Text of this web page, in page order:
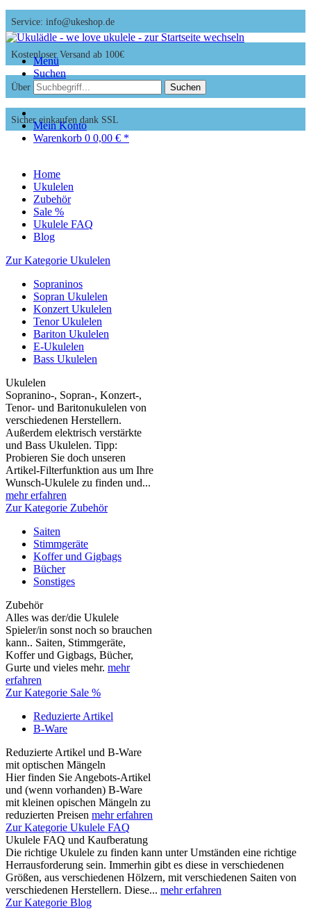
Service: info@ukeshop.de
Kostenloser Versand ab 100€
Über 200 Ukulelen zur Auswahl
Sicher einkaufen dank SSL
Menü
Suchen
Suchen
Mein Konto
Warenkorb 0 0,00 € *
Home
Ukulelen
Zubehör
Sale %
Ukulele FAQ
Blog
Zur Kategorie Ukulelen
Sopraninos
Sopran Ukulelen
Konzert Ukulelen
Tenor Ukulelen
Bariton Ukulelen
E-Ukulelen
Bass Ukulelen
Ukulelen
Sopranino-, Sopran-, Konzert-,
Tenor- und Baritonukulelen von
verschiedenen Herstellern.
Außerdem elektrisch verstärkte
und Bass Ukulelen. Tipp:
Probieren Sie doch unseren
Artikel-Filterfunktion aus um Ihre
Wunsch-Ukulele zu finden und...
mehr erfahren
Zur Kategorie Zubehör
Saiten
Stimmgeräte
Koffer und Gigbags
Bücher
Sonstiges
Zubehör
Alles was der/die Ukulele
Spieler/in sonst noch so brauchen
kann.. Saiten, Stimmgeräte,
Koffer und Gigbags, Bücher,
Gurte und vieles mehr. mehr
erfahren
Zur Kategorie Sale %
Reduzierte Artikel
B-Ware
Reduzierte Artikel und B-Ware
mit optischen Mängeln
Hier finden Sie Angebots-Artikel
und (wenn vorhanden) B-Ware
mit kleinen opischen Mängeln zu
reduzierten Preisen mehr erfahren
Zur Kategorie Ukulele FAQ
Ukulele FAQ und Kaufberatung
Die richtige Ukulele zu finden kann unter Umständen eine richtige
Herrausforderung sein. Immerhin gibt es diese in verschiedenen
Größen, aus verschiedenen Hölzern, mit verschiedenen Saiten von
verschiedenen Herstellern. Diese... mehr erfahren
Zur Kategorie Blog